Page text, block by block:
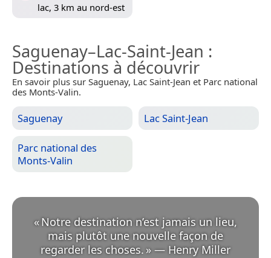
lac, 3 km au nord-est
Saguenay–Lac-Saint-Jean :
Destinations à découvrir
En savoir plus sur Saguenay, Lac Saint-Jean et Parc national
des Monts-Valin.
Saguenay Lac Saint-Jean
Parc national des
Monts-Valin
«Notre destination n’est jamais un lieu,
mais plutôt une nouvelle façon de
regarder les choses. » — Henry Miller